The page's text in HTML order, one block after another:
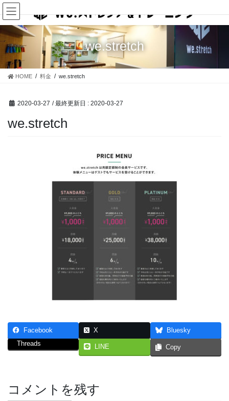
コ
ン
テ
ン
ツ
移
ナ
ビ
ゲ
ー
シ
ン
we.stretch
HOME 料金 we.stretch
2020-03-27 / 最終更新日 : 2020-03-27
we.stretch
Facebook X
Bluesky
Threads
LINE Copy
コメントを残す